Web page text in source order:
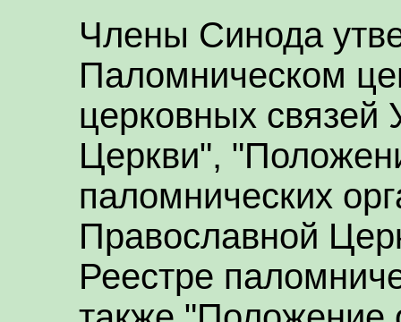
Члены Синода
Паломническом
церковных связей
Церкви",
паломнических
Православной
Реестре